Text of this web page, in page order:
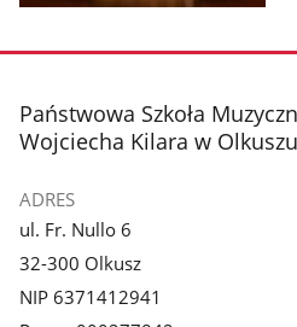
zdjęcie
galerii.
stopka
Państwowa Szkoła
Wojciecha Kilara w Olkuszu
ADRES
ul. Fr. Nullo 6
32-300 Olkusz
NIP 6371412941